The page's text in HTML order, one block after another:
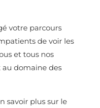
votre parcours
de voir les
et tous nos
domaine des
savoir plus sur le